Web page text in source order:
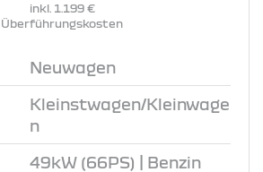
inkl. 1.199 €
Überführungskosten
Neuwagen
Kleinstwagen/Kleinwage
n
49kW (66PS) | Benzin